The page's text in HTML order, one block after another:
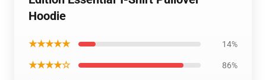
Hoodie
★★★★★ 14%
★★★★☆ 86%